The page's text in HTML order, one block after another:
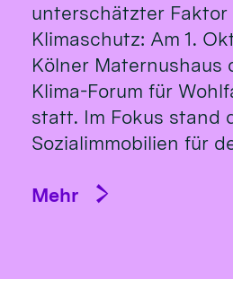
unterschätzter Faktor
Klimaschutz: Am 1.
Kölner Maternushaus
Klima-Forum für
statt. Im Fokus stand
Sozialimmobilien für
Mehr